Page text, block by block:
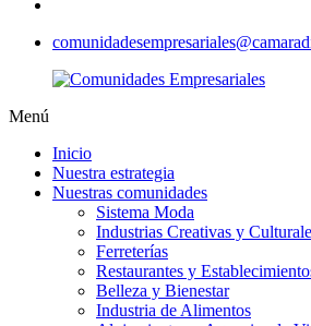
Menú
Inicio
Nuestra estrategia
Nuestras comunidades
Sistema Moda
Industrias Creativas y
Ferreterías
Restaurantes y
Belleza y Bienestar
Industria de Alimentos